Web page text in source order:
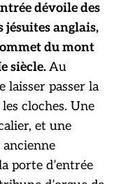
dévoile des
jésuites anglais,
du mont
siècle.Au
passer la
cloches. Une
et une
porte d’entrée